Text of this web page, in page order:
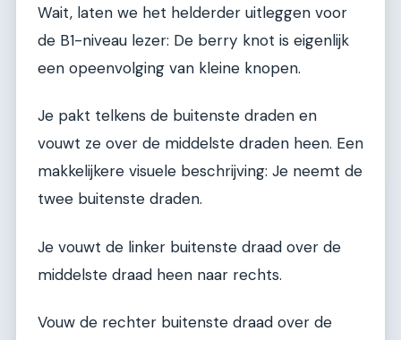
Wait, laten we het helderder uitleggen voor
de B1-niveau lezer: De berry knot is eigenlijk
een opeenvolging van kleine knopen.
Je pakt telkens de buitenste draden en
vouwt ze over de middelste draden heen. Een
makkelijkere visuele beschrijving: Je neemt de
twee buitenste draden.
Je vouwt de linker buitenste draad over de
middelste draad heen naar rechts.
Vouw de rechter buitenste draad over de